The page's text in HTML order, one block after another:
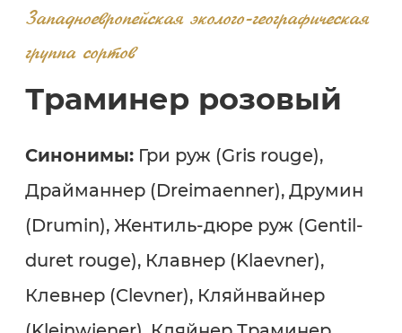
Западноевропейская эколого-географическая
группа сортов
Траминер розовый
Синонимы:Гри руж (Gris rouge),
Драйманнер (Dreimaenner), Друмин
(Drumin), Жентиль-дюре руж (Gentil-
duret rouge), Клавнер (Klaevner),
Клевнер (Clevner), Кляйнвайнер